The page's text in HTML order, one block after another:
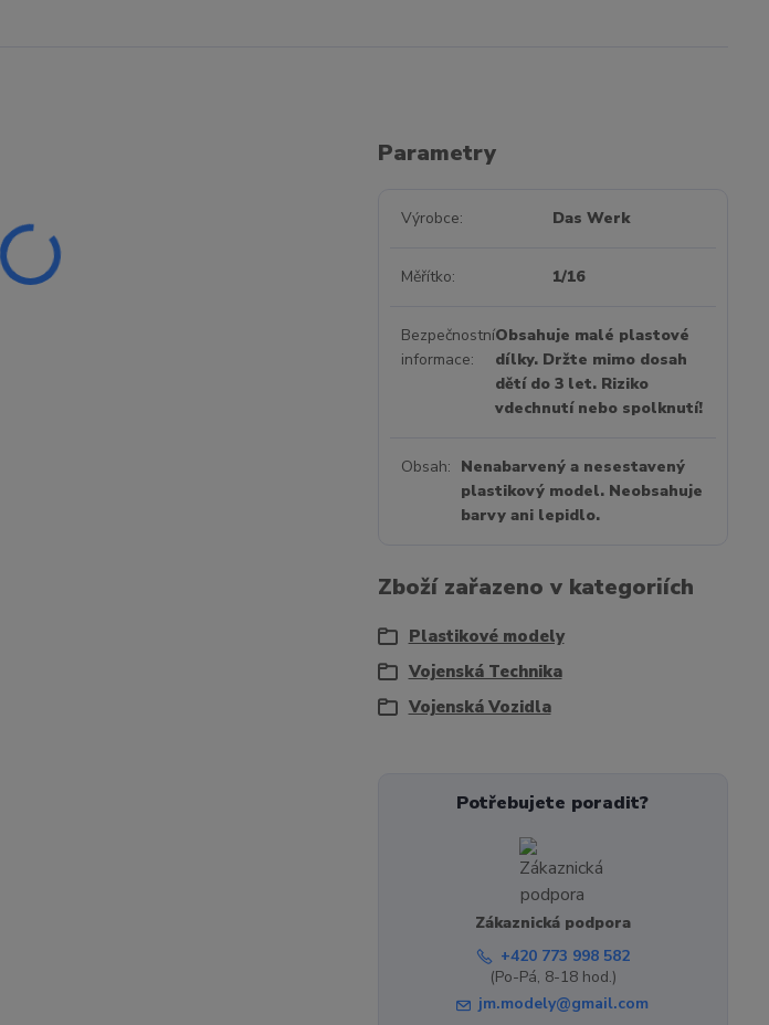
Parametry
Výrobce Das Werk
Měřítko 1/16
Bezpečnostní
informace
Obsahuje malé plastové
dílky. Držte mimo dosah
dětí do 3 let. Riziko
vdechnutí nebo spolknutí!
Obsah
Nenabarvený a nesestavený
plastikový model. Neobsahuje
barvy ani lepidlo.
Zboží zařazeno v kategoriích
Plastikové modely
Vojenská Technika
Vojenská Vozidla
Potřebujete poradit?
Zákaznická podpora
+420 773 998 582
(Po-Pá, 8-18 hod.)
jm.modely@gmail.com